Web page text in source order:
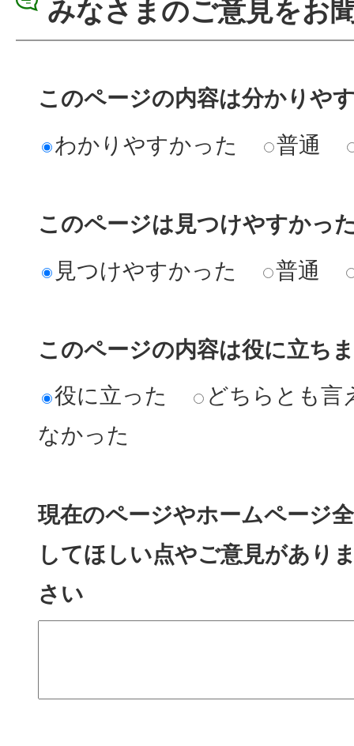
みなさまのご意見をお
このページの内容は分かりや
わかりやすかった
普通
このページは見つけやすかっ
見つけやすかった
普通
このページの内容は役に立ち
役に立った
どちらとも言
なかった
現在のページやホームページ
してほしい点やご意見があり
さい